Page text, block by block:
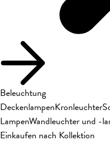
Beleuchtung
DeckenlampenKronleuchter
LampenWandleuchter und -
Einkaufen nach Kollektion